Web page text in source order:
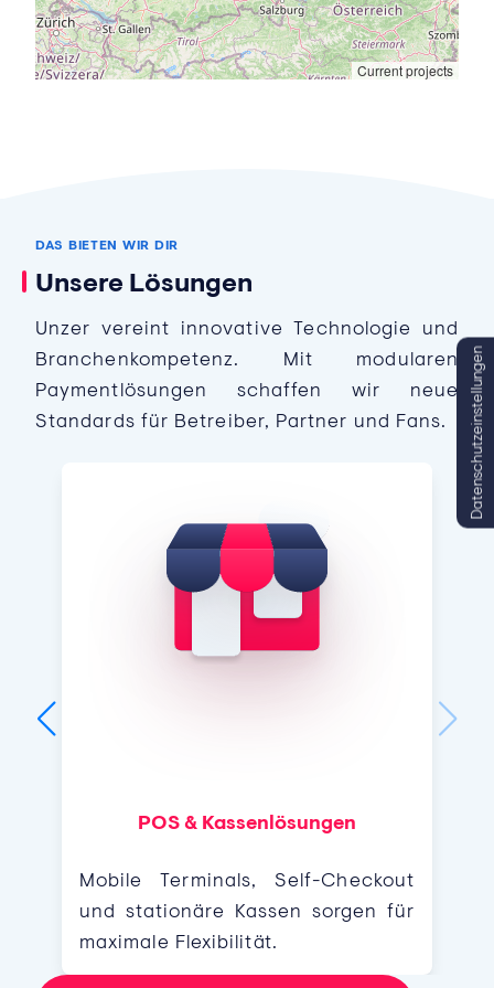
Current projects
DAS BIETEN WIR DIR
Unsere Lösungen
Unzer vereint innovative Technologie und
Branchenkompetenz. Mit modularen
Paymentlösungen schaffen wir neue
Standards für Betreiber, Partner und Fans.
POS & Kassenlösungen
Mobile Terminals, Self-Checkout
und stationäre Kassen sorgen für
maximale Flexibilität.
Datenschutzeinstellungen